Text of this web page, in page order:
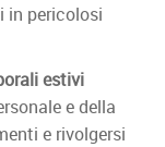
in pericolosi
estivi
e della
e rivolgersi